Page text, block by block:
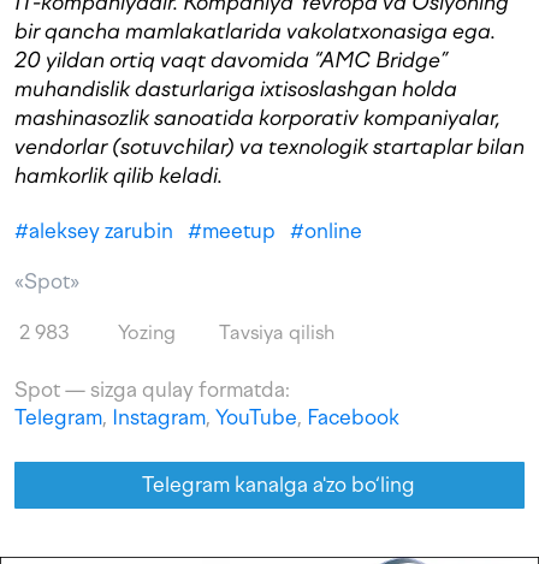
bir qancha mamlakatlarida vakolatxonasiga ega.
20 yildan ortiq vaqt davomida “AMC Bridge”
muhandislik dasturlariga ixtisoslashgan holda
mashinasozlik sanoatida korporativ kompaniyalar,
vendorlar (sotuvchilar) va texnologik startaplar bilan
hamkorlik qilib keladi.
#aleksey zarubin #meetup #online
«Spot»
2 983 Yozing Tavsiya qilish
Spot — sizga qulay formatda:
Telegram, Instagram, YouTube, Facebook
Telegram kanalga a'zo bo‘ling